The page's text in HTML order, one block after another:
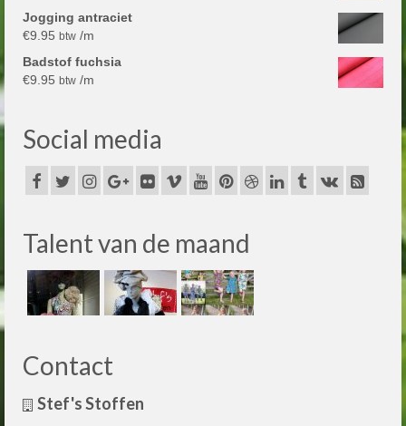
Jogging antraciet
€9.95 btw /m
Badstof fuchsia
€9.95 btw /m
Social media
Talent van de maand
Contact
Stef's Stoffen